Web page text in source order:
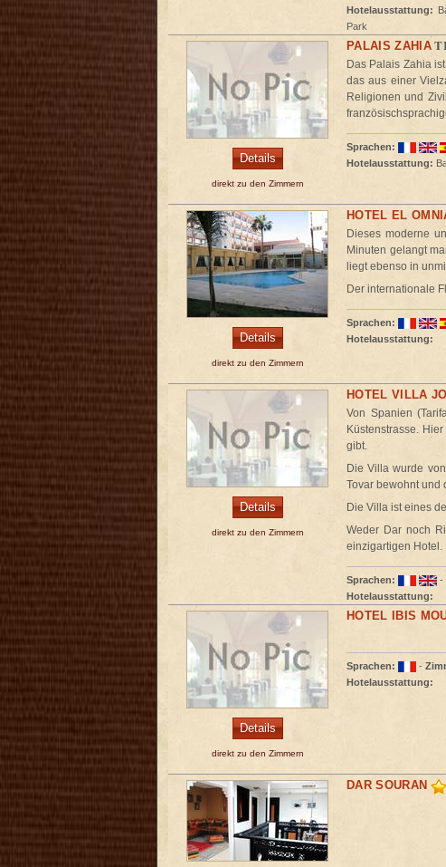
Hotelausstattung:
Park
Details
direkt zu den Zimmern
PALAIS ZAHIA
Das Palais Zahia
das aus einer
Religionen und
Sprachen:
Hotelausstattung:
Details
direkt zu den Zimmern
HOTEL EL
Dieses moderne
Minuten gelangt
liegt ebenso in
Der internationale
Sprachen:
Hotelausstattung:
Details
direkt zu den Zimmern
HOTEL VILLA
Von Spanien
Küstenstrasse.
gibt.
Die Villa wurde
Tovar bewohnt und
Die Villa ist eines
Weder Dar noch
einzigartigen Hotel.
Sprachen: -
Hotelausstattung:
Details
direkt zu den Zimmern
HOTEL IBIS
Sprachen: -
Hotelausstattung:
DAR SOURAN